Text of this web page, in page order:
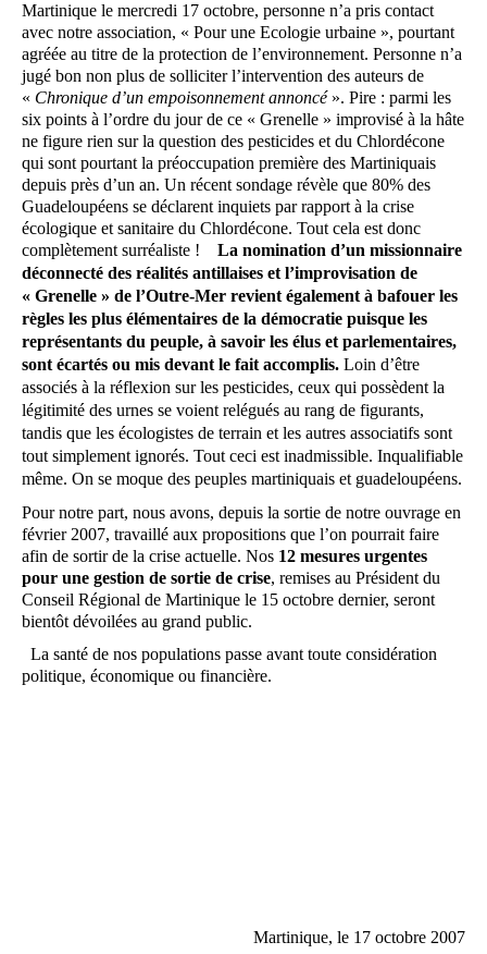
Martinique le mercredi 17 octobre, personne n’a pris contact
avec notre association, « Pour une Ecologie urbaine », pourtant
agréée au titre de la protection de l’environnement. Personne n’a
jugé bon non plus de solliciter l’intervention des auteurs de
« Chronique d’un empoisonnement annoncé». Pire : parmi les
six points à l’ordre du jour de ce « Grenelle » improvisé à la hâte
ne figure rien sur la question des pesticides et du Chlordécone
qui sont pourtant la préoccupation première des Martiniquais
depuis près d’un an. Un récent sondage révèle que 80% des
Guadeloupéens se déclarent inquiets par rapport à la crise
écologique et sanitaire du Chlordécone. Tout cela est donc
complètement surréaliste !
La nomination d’un missionnaire
déconnecté des réalités antillaises et l’improvisation de
« Grenelle » de l’Outre-Mer revient également à bafouer les
règles les plus élémentaires de la démocratie puisque les
représentants du peuple, à savoir les élus et parlementaires,
sont écartés ou mis devant le fait accomplis. Loin d’être
associés à la réflexion sur les pesticides, ceux qui possèdent la
légitimité des urnes se voient relégués au rang de figurants,
tandis que les écologistes de terrain et les autres associatifs sont
tout simplement ignorés. Tout ceci est inadmissible. Inqualifiable
même. On se moque des peuples martiniquais et guadeloupéens.
Pour notre part, nous avons, depuis la sortie de notre ouvrage en
février 2007, travaillé aux propositions que l’on pourrait faire
afin de sortir de la crise actuelle. Nos 12 mesures urgentes
pour une gestion de sortie de crise, remises au Président du
Conseil Régional de Martinique le 15 octobre dernier, seront
bientôt dévoilées au grand public.
La santé de nos populations passe avant toute considération
politique, économique ou financière.
Martinique, le 17 octobre 2007